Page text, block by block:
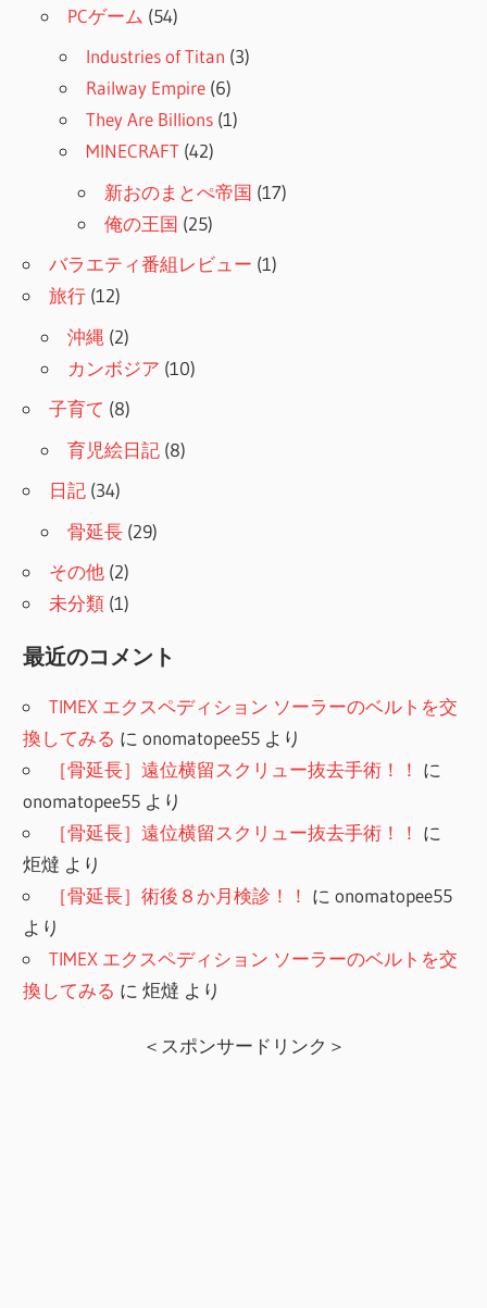
PCゲーム (54)
Industries of Titan (3)
Railway Empire (6)
They Are Billions (1)
MINECRAFT (42)
新おのまとぺ帝国 (17)
俺の王国 (25)
バラエティ番組レビュー (1)
旅行 (12)
沖縄 (2)
カンボジア (10)
子育て (8)
育児絵日記 (8)
日記 (34)
骨延長 (29)
その他 (2)
未分類 (1)
最近のコメント
TIMEX エクスペディション ソーラーのベルトを交
換してみる にonomatopee55 より
［骨延長］遠位横留スクリュー抜去手術！！ に
onomatopee55 より
［骨延長］遠位横留スクリュー抜去手術！！ に
炬燵 より
［骨延長］術後８か月検診！！ にonomatopee55
より
TIMEX エクスペディション ソーラーのベルトを交
換してみる に炬燵 より
＜スポンサードリンク＞